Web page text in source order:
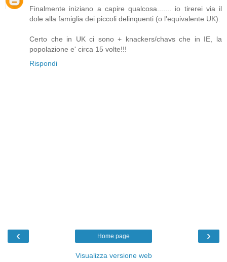
Finalmente iniziano a capire qualcosa....... io tirerei via il
dole alla famiglia dei piccoli delinquenti (o l'equivalente UK).
Certo che in UK ci sono + knackers/chavs che in IE, la
popolazione e' circa 15 volte!!!
Rispondi
‹ ›
Home page
Visualizza versione web